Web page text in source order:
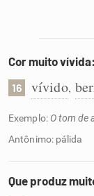
Cor muito vívida:
16 vívido,
Exemplo: O tom de
Antônimo: pálida
Que produz